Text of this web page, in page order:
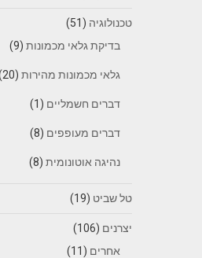
טכנולוגיה (51)
בדיקת גלאי מכמונות(9)
גלאי מכמונות מהירות(20)
דברים חשמליים (1)
דברים מעופפים (8)
נהיגה אוטונומית(8)
טל שביט (19)
יצרנים (106)
אחרים (11)